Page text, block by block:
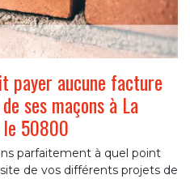
payer aucune facture
ses maçons à La
50800
parfaitement à quel point
de vos différents projets de